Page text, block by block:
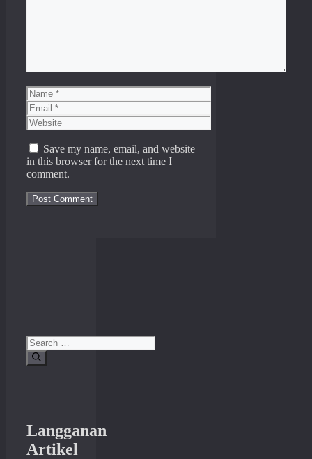
Name
Email
Website
Save my name, email, and website
in this browser for the next time I
comment.
Search
for:
Langganan
Artikel